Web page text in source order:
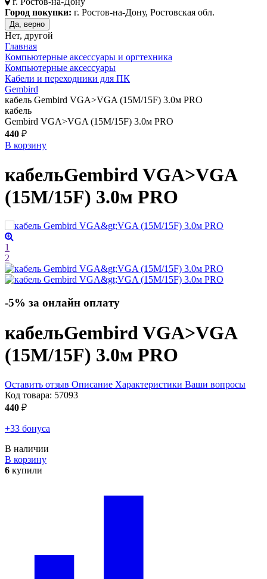
Город покупки: г. Ростов-на-Дону, Ростовская обл.
Да, верно
Нет, другой
Главная
Компьютерные аксессуары и оргтехника
Компьютерные аксессуары
Кабели и переходники для ПК
Gembird
кабель Gembird VGA>VGA (15M/15F) 3.0м PRO
кабель
Gembird VGA>VGA (15M/15F) 3.0м PRO
440 ₽
В корзину
кабельGembird VGA>VGA
(15M/15F) 3.0м PRO
1
2
-5% за онлайн оплату
кабельGembird VGA>VGA
(15M/15F) 3.0м PRO
Оставить отзыв Описание Характеристики Ваши вопросы
Код товара: 57093
440 ₽
+33 бонуса
В наличии
В корзину
6 купили